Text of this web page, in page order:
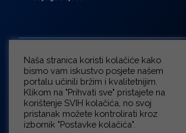
Facebook
Naša stranica koristi kolačiće kako
bismo vam iskustvo posjete našem
portalu učinili bržim i kvalitetnijim.
Klikom na "Prihvati sve" pristajete na
korištenje SVIH kolačića, no svoj
pristanak možete kontrolirati kroz
izbornik "Postavke kolačića".